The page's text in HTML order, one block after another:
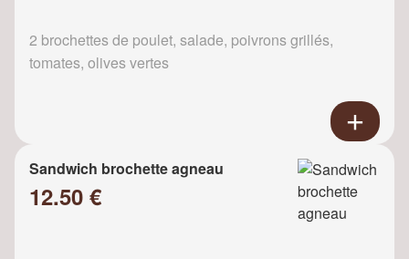
2 brochettes de poulet, salade, poivrons grillés,
tomates, olives vertes
Sandwich brochette agneau
12.50 €